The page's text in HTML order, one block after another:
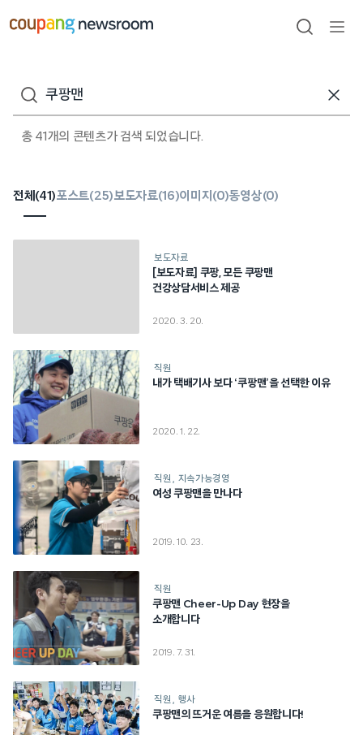
건너뛰기
검색
검색어
총 41개의 콘텐츠가 검색 되었습니다.
전체(41)포스트(25)보도자료(16)이미지(0)동영상(0)
보도자료
[보도자료] 쿠팡, 모든 쿠팡맨
건강상담서비스 제공
2020. 3. 20.
직원
내가 택배기사 보다 ‘쿠팡맨’을 선택한 이유
2020. 1. 22.
직원 지속가능경영
여성 쿠팡맨을 만나다
2019. 10. 23.
직원
쿠팡맨 Cheer-Up Day 현장을
소개합니다
2019. 7. 31.
직원 행사
쿠팡맨의 뜨거운 여름을 응원합니다!